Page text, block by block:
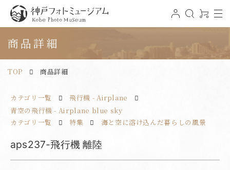
神戸フォトミュージアム
ロ
グ 索
0
ア
t
g
a
商品詳細
TOP 商品詳細
カテゴリ一覧
飛行機 - Airplane
青空の飛行機 - Airplane blue sky
カテゴリ一覧
特集 海と空に溶け込んだ暮らしの風景
aps237-飛行機 離陸